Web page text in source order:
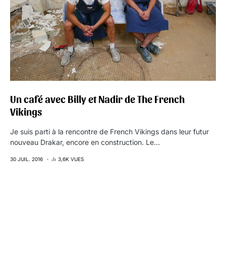
Un café avec Billy et Nadir de The French
Vikings
Je suis parti à la rencontre de French Vikings dans leur futur
nouveau Drakar, encore en construction. Le…
30 JUIL. 2016 3,6K VUES